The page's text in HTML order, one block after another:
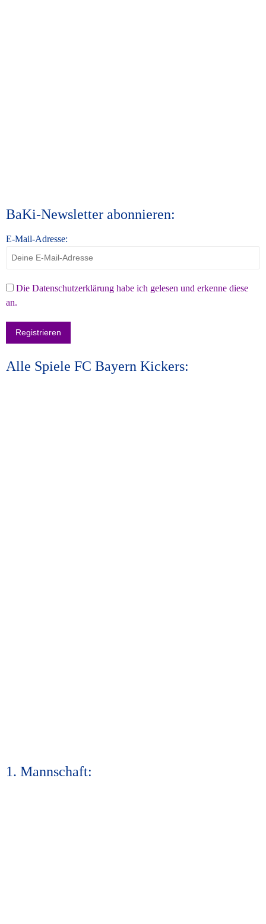
BaKi-Newsletter abonnieren:
E-Mail-Adresse:
Die Datenschutzerklärung habe ich gelesen und erkenne diese
an.
Alle Spiele FC Bayern Kickers:
1. Mannschaft: